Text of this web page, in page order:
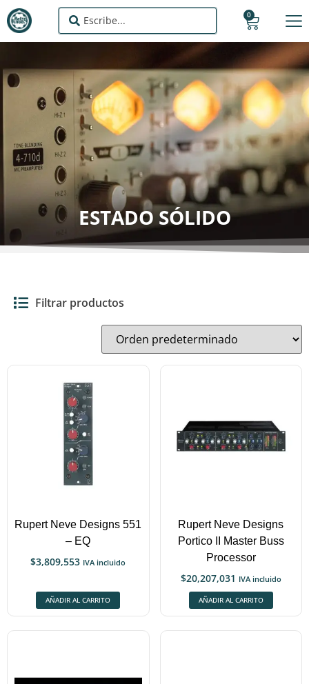
0
ESTADO SÓLIDO
Filtrar productos
Rupert Neve Designs 551
– EQ
$3,809,553 IVA incluido
AÑADIR AL CARRITO
Rupert Neve Designs
Portico II Master Buss
Processor
$20,207,031 IVA incluido
AÑADIR AL CARRITO